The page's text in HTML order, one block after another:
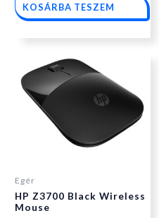
KOSÁRBA TESZEM
Egér
HP Z3700 Black Wireless
Mouse